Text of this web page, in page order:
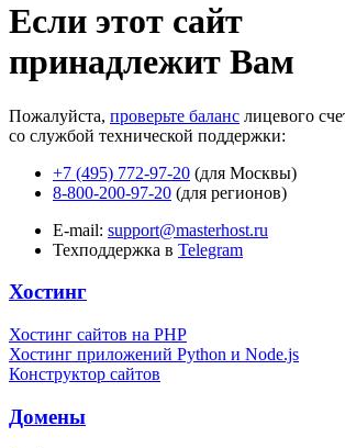
Если этот сайт
принадлежит Вам
Пожалуйста, проверьте баланс лицевого
со службой технической поддержки:
+7 (495) 772-97-20 (для Москвы)
8-800-200-97-20 (для регионов)
E-mail: support@masterhost.ru
Техподдержка в Telegram
Хостинг
Хостинг сайтов на PHP
Хостинг приложений Python и Node.js
Конструктор сайтов
Домены